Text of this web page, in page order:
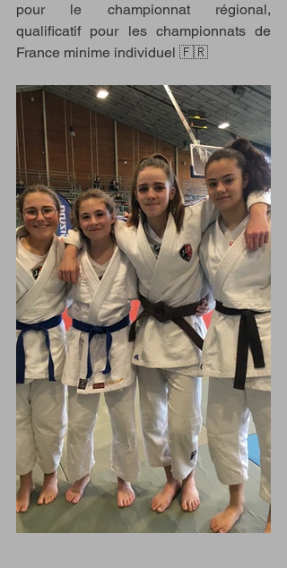
pour le championnat régional,
qualificatif pour les championnats de
France minime individuel 🇫🇷